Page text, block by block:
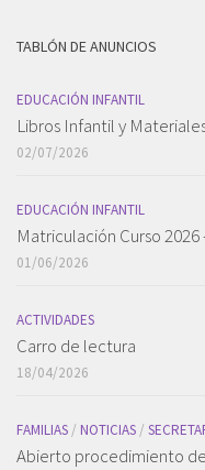
TABLÓN DE ANUNCIOS
EDUCACIÓN INFANTIL
Libros Infantil y
02/07/2026
EDUCACIÓN INFANTIL
Matriculación Curso 2026
01/06/2026
ACTIVIDADES
Carro de lectura
18/04/2026
FAMILIAS / NOTICIAS /
Abierto procedimiento